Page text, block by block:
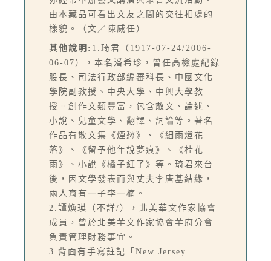
由本藏品可看出文友之間的交往相處的
樣貌。（文／陳威任）
其他說明: 1.琦君（1917-07-24/2006-
06-07），本名潘希珍，曾任高檢處紀錄
股長、司法行政部編審科長、中國文化
學院副教授、中央大學、中興大學教
授。創作文類豐富，包含散文、論述、
小說、兒童文學、翻譯、詞論等。著名
作品有散文集《煙愁》、《細雨燈花
落》、《留予他年說夢痕》、《桂花
雨》、小說《橘子紅了》等。琦君來台
後，因文學發表而與丈夫李唐基結緣，
兩人育有一子李一楠。
2.譚煥瑛（不詳/），北美華文作家協會
成員，曾於北美華文作家協會華府分會
負責管理財務事宜。
3.背面有手寫註記「New Jersey